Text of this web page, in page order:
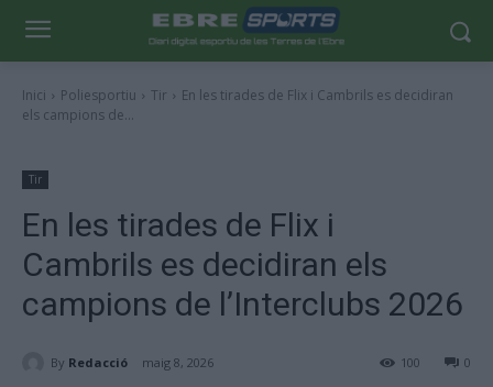
Inici Poliesportiu Tir
En les tirades de Flix i Cambrils es decidiran
els campions de...
Tir
En les tirades de Flix i
Cambrils es decidiran els
campions de l’Interclubs 2026
By Redacció maig 8, 2026 0
100